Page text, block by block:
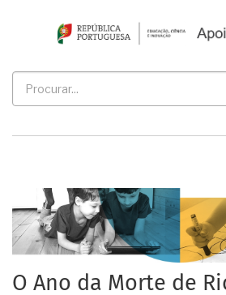
conteúdo
principal
O Ano da Morte de